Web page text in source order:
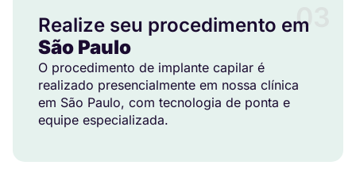
03
Realize seu procedimento em
São Paulo
O procedimento de implante capilar é
realizado presencialmente em nossa clínica
em São Paulo, com tecnologia de ponta e
equipe especializada.